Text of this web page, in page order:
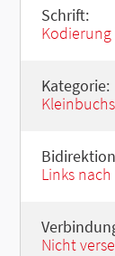
Schrift:
Kategorie:
Links
Nicht